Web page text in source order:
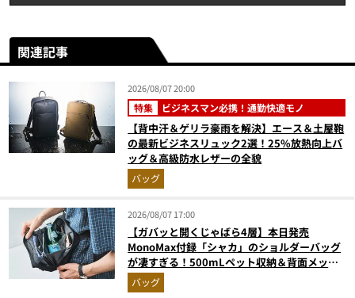
関連記事
2026/08/07 20:00
特集 ビジネスマン必携！通勤快適モノ
【背中汗＆ゲリラ豪雨を解決】エース＆土屋鞄
の最新ビジネスリュック2選！25%放熱向上バ
ッグ＆高級防水レザーの全貌
バッグ
2026/08/07 17:00
【ガバッと開くじゃばら4層】本日発売
MonoMax付録「シャカ」のショルダーバッグ
が凄すぎる！500mLペット収納＆背面メッシ
ュでベタつかない
バッグ